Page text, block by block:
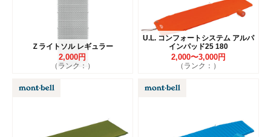
Ｚライトソル レギュラー
2,000円
（ランク：）
U.L. コンフォートシステム アルパ
インパッド25 180
2,000〜3,000円
（ランク：）